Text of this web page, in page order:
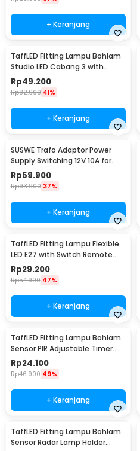
+ Keranjang
TaffLED Fitting Lampu Bohlam
Studio LED Cabang 3 with
Switch 220V E27 - HU-300
Rp49.200
Rp82.900 41%
+ Keranjang
SUSWE Trafo Adaptor Power
Supply Switching 12V 10A for
Modul LED CCTV - S-120-12
Rp59.900
Rp93.900 37%
+ Keranjang
TaffLED Fitting Lampu Flexible
LED E27 with Switch Remote
Control - HF-555
Rp29.200
Rp54.900 47%
+ Keranjang
TaffLED Fitting Lampu Bohlam
Sensor PIR Adjustable Timer
40W E27 - SP-200
Rp24.100
Rp46.900 49%
+ Keranjang
TaffLED Fitting Lampu Bohlam
Sensor Radar Lamp Holder